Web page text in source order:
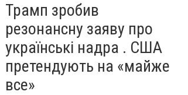
Трамп зробив
резонансну заяву про
українські надра . США
претендують на «майже
все»